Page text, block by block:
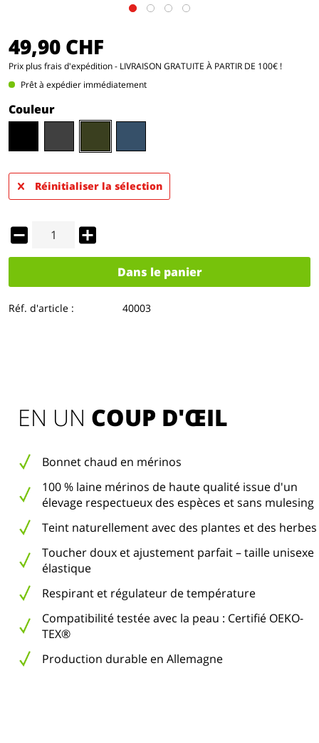
49,90 CHF
Prix plus frais d'expédition- LIVRAISON GRATUITE À PARTIR DE 100€ !
Prêt à expédier immédiatement
Couleur
Réinitialiser la sélection
Dans le panier
Réf. d'article : 40003
EN UN COUP D'ŒIL
Bonnet chaud en mérinos
100 % laine mérinos de haute qualité issue d'un
élevage respectueux des espèces et sans mulesing
Teint naturellement avec des plantes et des herbes
Toucher doux et ajustement parfait – taille unisexe
élastique
Respirant et régulateur de température
Compatibilité testée avec la peau : Certifié OEKO-
TEX®
Production durable en Allemagne